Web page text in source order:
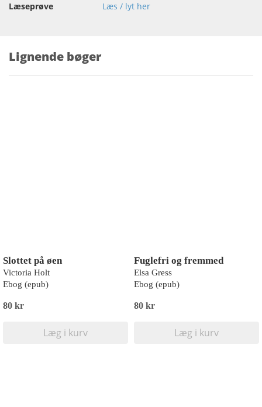
Læseprøve
Læs / lyt her
Lignende bøger
Slottet på øen
Victoria Holt
Ebog (epub)
80 kr
Læg i kurv
Fuglefri og fremmed
Elsa Gress
Ebog (epub)
80 kr
Læg i kurv